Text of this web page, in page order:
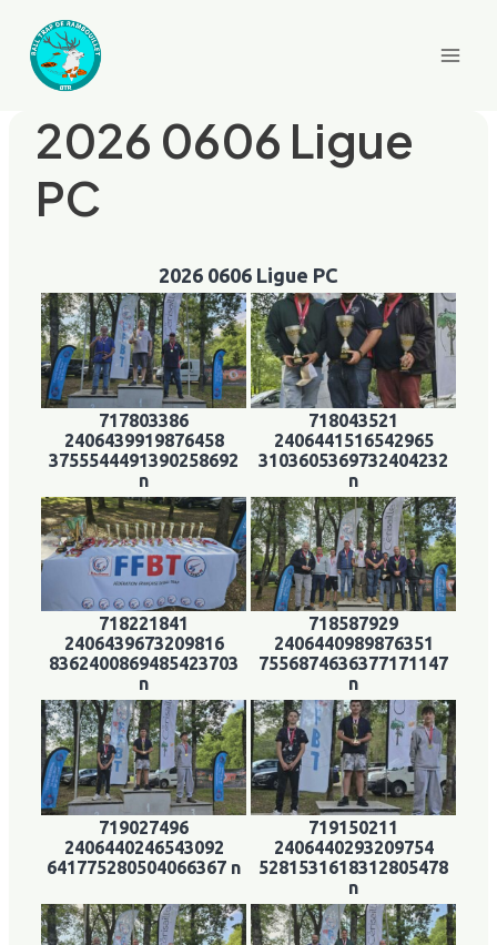
contenu
2026 0606 Ligue
PC
2026 0606 Ligue PC
717803386
2406439919876458
3755544491390258692
n
718043521
2406441516542965
3103605369732404232
n
718221841
2406439673209816
8362400869485423703
n
718587929
2406440989876351
7556874636377171147
n
719027496
2406440246543092
641775280504066367 n
719150211
2406440293209754
5281531618312805478
n